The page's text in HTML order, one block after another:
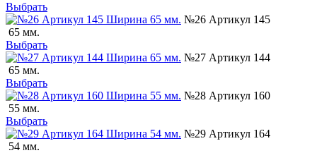
Выбрать
№26 Артикул 145
65 мм.
Выбрать
№27 Артикул 144
65 мм.
Выбрать
№28 Артикул 160
55 мм.
Выбрать
№29 Артикул 164
54 мм.